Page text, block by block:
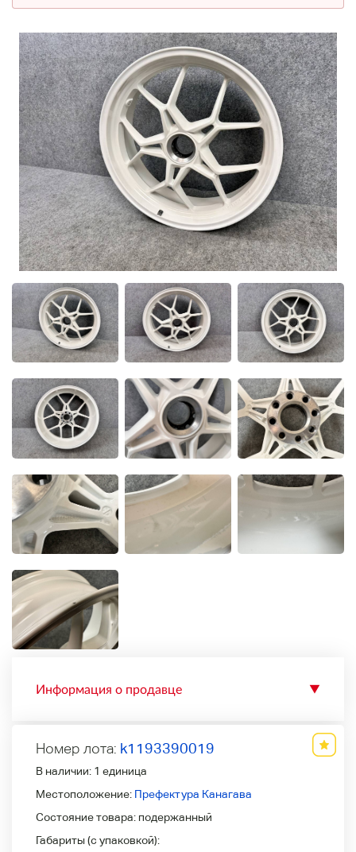
Информация о продавце ▼
Номер лота: k1193390019
В наличии: 1 единица
Местоположение: Префектура Канагава
Состояние товара: подержанный
Габариты (с упаковкой):